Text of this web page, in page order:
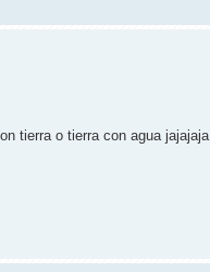
tierra o tierra con agua jajajaja